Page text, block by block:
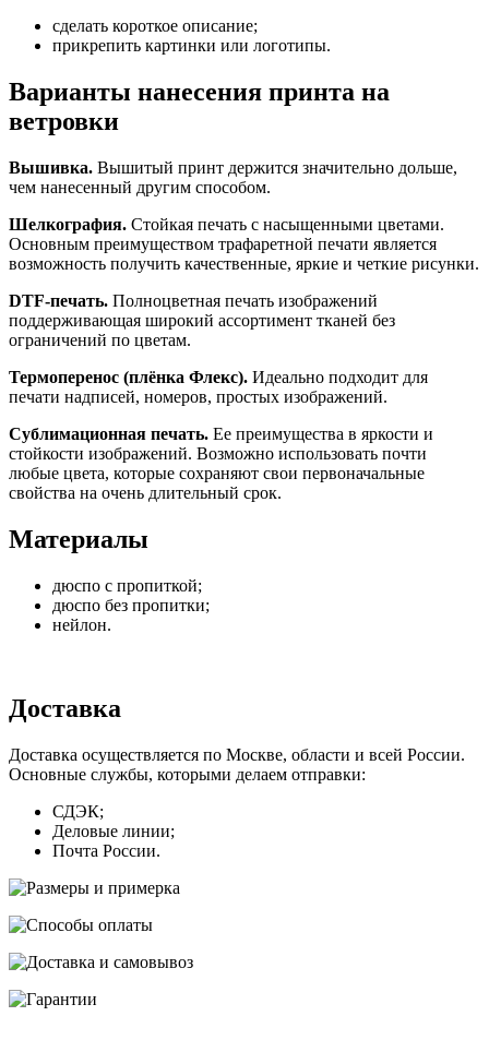
сделать короткое описание;
прикрепить картинки или логотипы.
Варианты нанесения принта на
ветровки
Вышивка. Вышитый принт держится значительно дольше,
чем нанесенный другим способом.
Шелкография. Стойкая печать с насыщенными цветами.
Основным преимуществом трафаретной печати является
возможность получить качественные, яркие и четкие рисунки.
DTF-печать. Полноцветная печать изображений
поддерживающая широкий ассортимент тканей без
ограничений по цветам.
Термоперенос (плёнка Флекс). Идеально подходит для
печати надписей, номеров, простых изображений.
Сублимационная печать. Ее преимущества в яркости и
стойкости изображений. Возможно использовать почти
любые цвета, которые сохраняют свои первоначальные
свойства на очень длительный срок.
Материалы
дюспо с пропиткой;
дюспо без пропитки;
нейлон.
Доставка
Доставка осуществляется по Москве, области и всей России.
Основные службы, которыми делаем отправки:
СДЭК;
Деловые линии;
Почта России.